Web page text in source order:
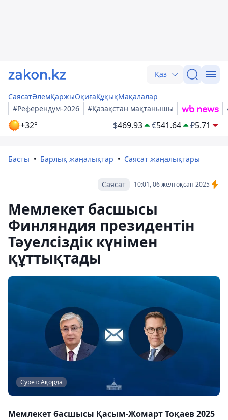
Қаз
СаясатӘлемҚаржыОқиғаҚұқықМақалалар
#Референдум-2026
#Қазақстан мақтанышы
+32° $469.93 €541.64 ₽5.71
Басты Барлық жаңалықтар Саясат жаңалықтары
10:01, 06 желтоқсан 2025
Саясат
Мемлекет басшысы
Финляндия президентін
Тәуелсіздік күнімен
құттықтады
Сурет: Ақорда
Мемлекет басшысы Қасым-Жомарт Тоқаев 2025